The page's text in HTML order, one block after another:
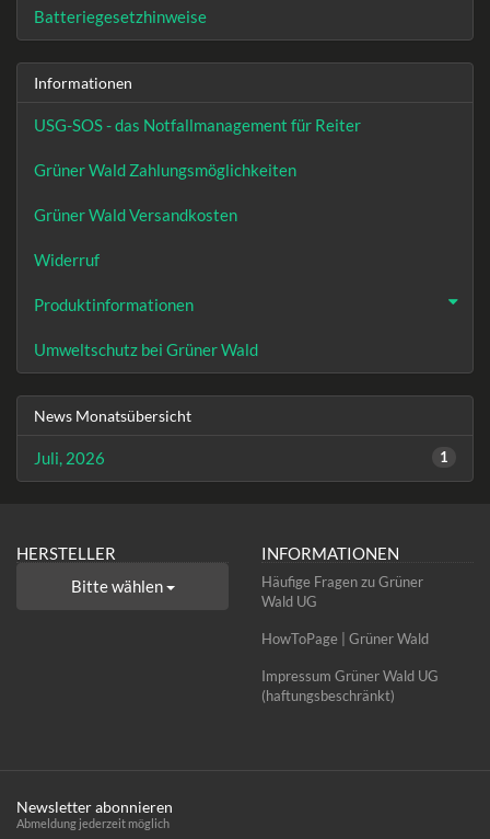
Batteriegesetzhinweise
Informationen
USG-SOS - das Notfallmanagement für Reiter
Grüner Wald Zahlungsmöglichkeiten
Grüner Wald Versandkosten
Widerruf
Produktinformationen
Umweltschutz bei Grüner Wald
News Monatsübersicht
Juli, 2026 1
HERSTELLER
Bitte wählen
INFORMATIONEN
Häufige Fragen zu Grüner
Wald UG
HowToPage | Grüner Wald
Impressum Grüner Wald UG
(haftungsbeschränkt)
Newsletter abonnieren
Abmeldung jederzeit möglich